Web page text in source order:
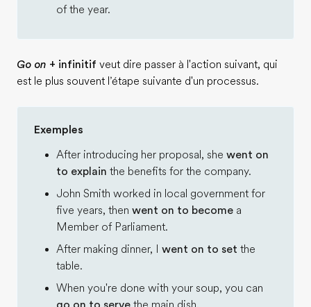
of the year.
Go on + infinitif veut dire passer à l'action suivant, qui
est le plus souvent l’étape suivante d'un processus.
Exemples
After introducing her proposal, she went on
to explain the benefits for the company.
John Smith worked in local government for
five years, then went on to become a
Member of Parliament.
After making dinner, I went on to set the
table.
When you're done with your soup, you can